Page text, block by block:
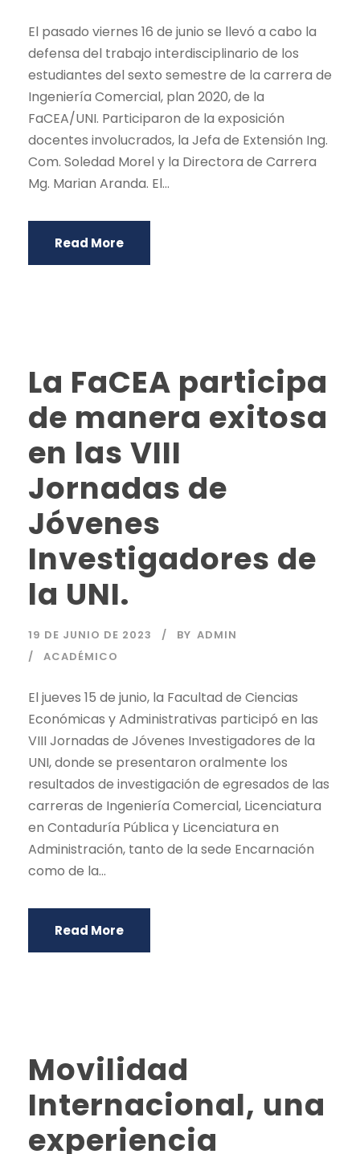
El pasado viernes 16 de junio se llevó a cabo la
defensa del trabajo interdisciplinario de los
estudiantes del sexto semestre de la carrera de
Ingeniería Comercial, plan 2020, de la
FaCEA/UNI. Participaron de la exposición
docentes involucrados, la Jefa de Extensión Ing.
Com. Soledad Morel y la Directora de Carrera
Mg. Marian Aranda. El...
Read More
La FaCEA participa
de manera exitosa
en las VIII
Jornadas de
Jóvenes
Investigadores de
la UNI.
19 DE JUNIO DE 2023 BY ADMIN
ACADÉMICO
El jueves 15 de junio, la Facultad de Ciencias
Económicas y Administrativas participó en las
VIII Jornadas de Jóvenes Investigadores de la
UNI, donde se presentaron oralmente los
resultados de investigación de egresados de las
carreras de Ingeniería Comercial, Licenciatura
en Contaduría Pública y Licenciatura en
Administración, tanto de la sede Encarnación
como de la...
Read More
Movilidad
Internacional, una
experiencia